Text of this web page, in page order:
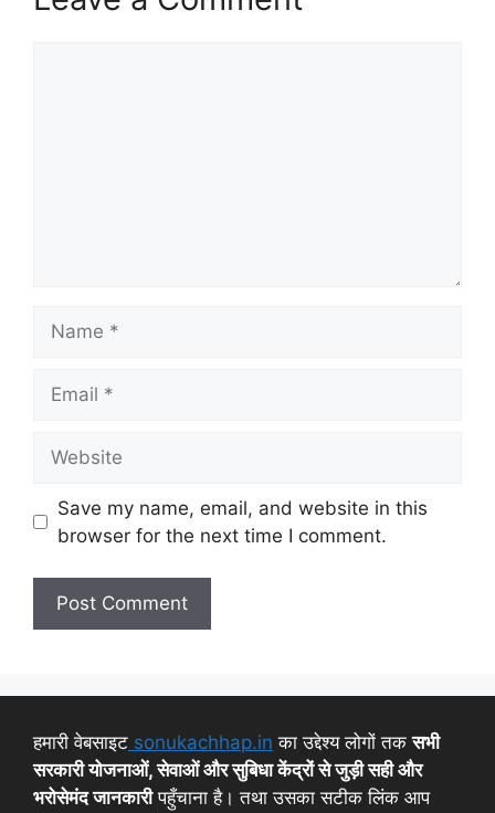
Save my name, email, and website in this
browser for the next time I comment.
हमारी वेबसाइट sonukachhap.in का उद्देश्य लोगों तकसभी
सरकारी योजनाओं, सेवाओं और सुबिधा केंद्रों से जुड़ी सही और
भरोसेमंद जानकारीपहुँचाना है। तथा उसका सटीक लिंक आप